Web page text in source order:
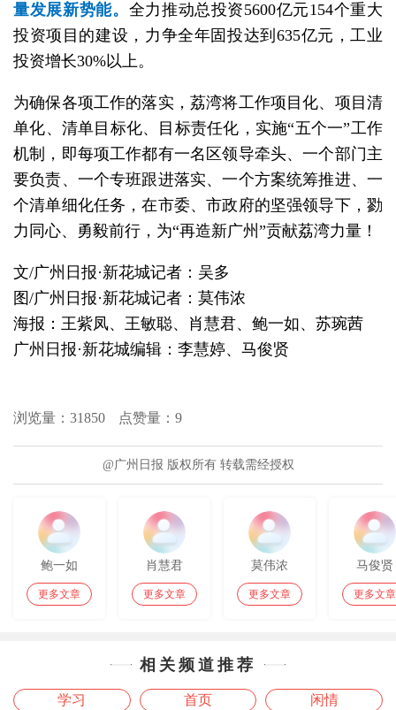
量发展新势能。 全力推动总投资5600亿元154个重大
投资项目的建设，力争全年固投达到635亿元，工业
投资增长30%以上。
为确保各项工作的落实，荔湾将工作项目化、项目清
单化、清单目标化、目标责任化，实施“五个一”工作
机制，即每项工作都有一名区领导牵头、一个部门主
要负责、一个专班跟进落实、一个方案统筹推进、一
个清单细化任务，在市委、市政府的坚强领导下，勠
力同心、勇毅前行，为“再造新广州”贡献荔湾力量！
文/广州日报·新花城记者：吴多
图/广州日报·新花城记者：莫伟浓
海报：王紫凤、王敏聪、肖慧君、鲍一如、苏琬茜
广州日报·新花城编辑：李慧婷、马俊贤
浏览量： 31850 点赞量： 9
@广州日报 版权所有 转载需经授权
鲍一如
更多文章
肖慧君
更多文章
莫伟浓
更多文章
马俊贤
更多文章
相关频道推荐
学习 首页 闲情